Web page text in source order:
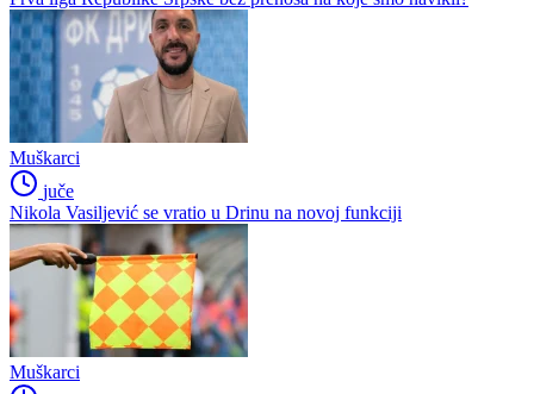
Muškarci
juče
Nikola Vasiljević se vratio u Drinu na novoj funkciji
Muškarci